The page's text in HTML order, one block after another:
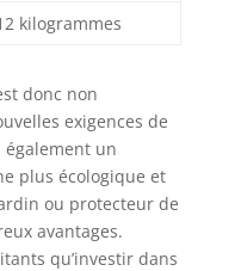
kilogrammes
donc non
exigences de
également un
plus écologique et
ou protecteur de
avantages.
qu’investir dans